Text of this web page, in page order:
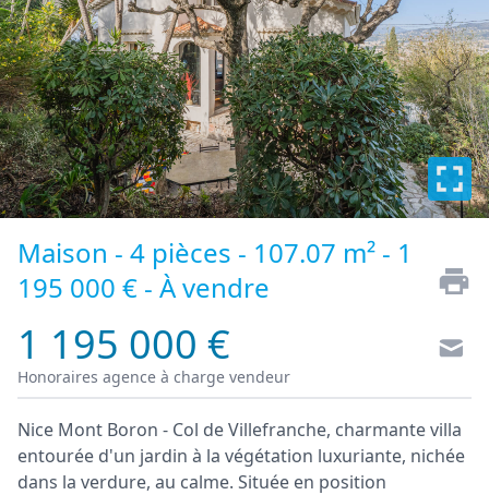
Maison - 4 pièces - 107.07 m² - 1
195 000 € - À vendre
1 195 000 €
Honoraires agence à charge vendeur
Nice Mont Boron - Col de Villefranche, charmante villa
entourée d'un jardin à la végétation luxuriante, nichée
dans la verdure, au calme. Située en position